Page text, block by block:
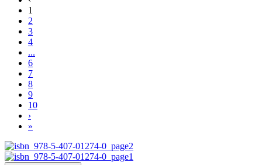
1
2
3
4
...
6
7
8
9
10
›
»